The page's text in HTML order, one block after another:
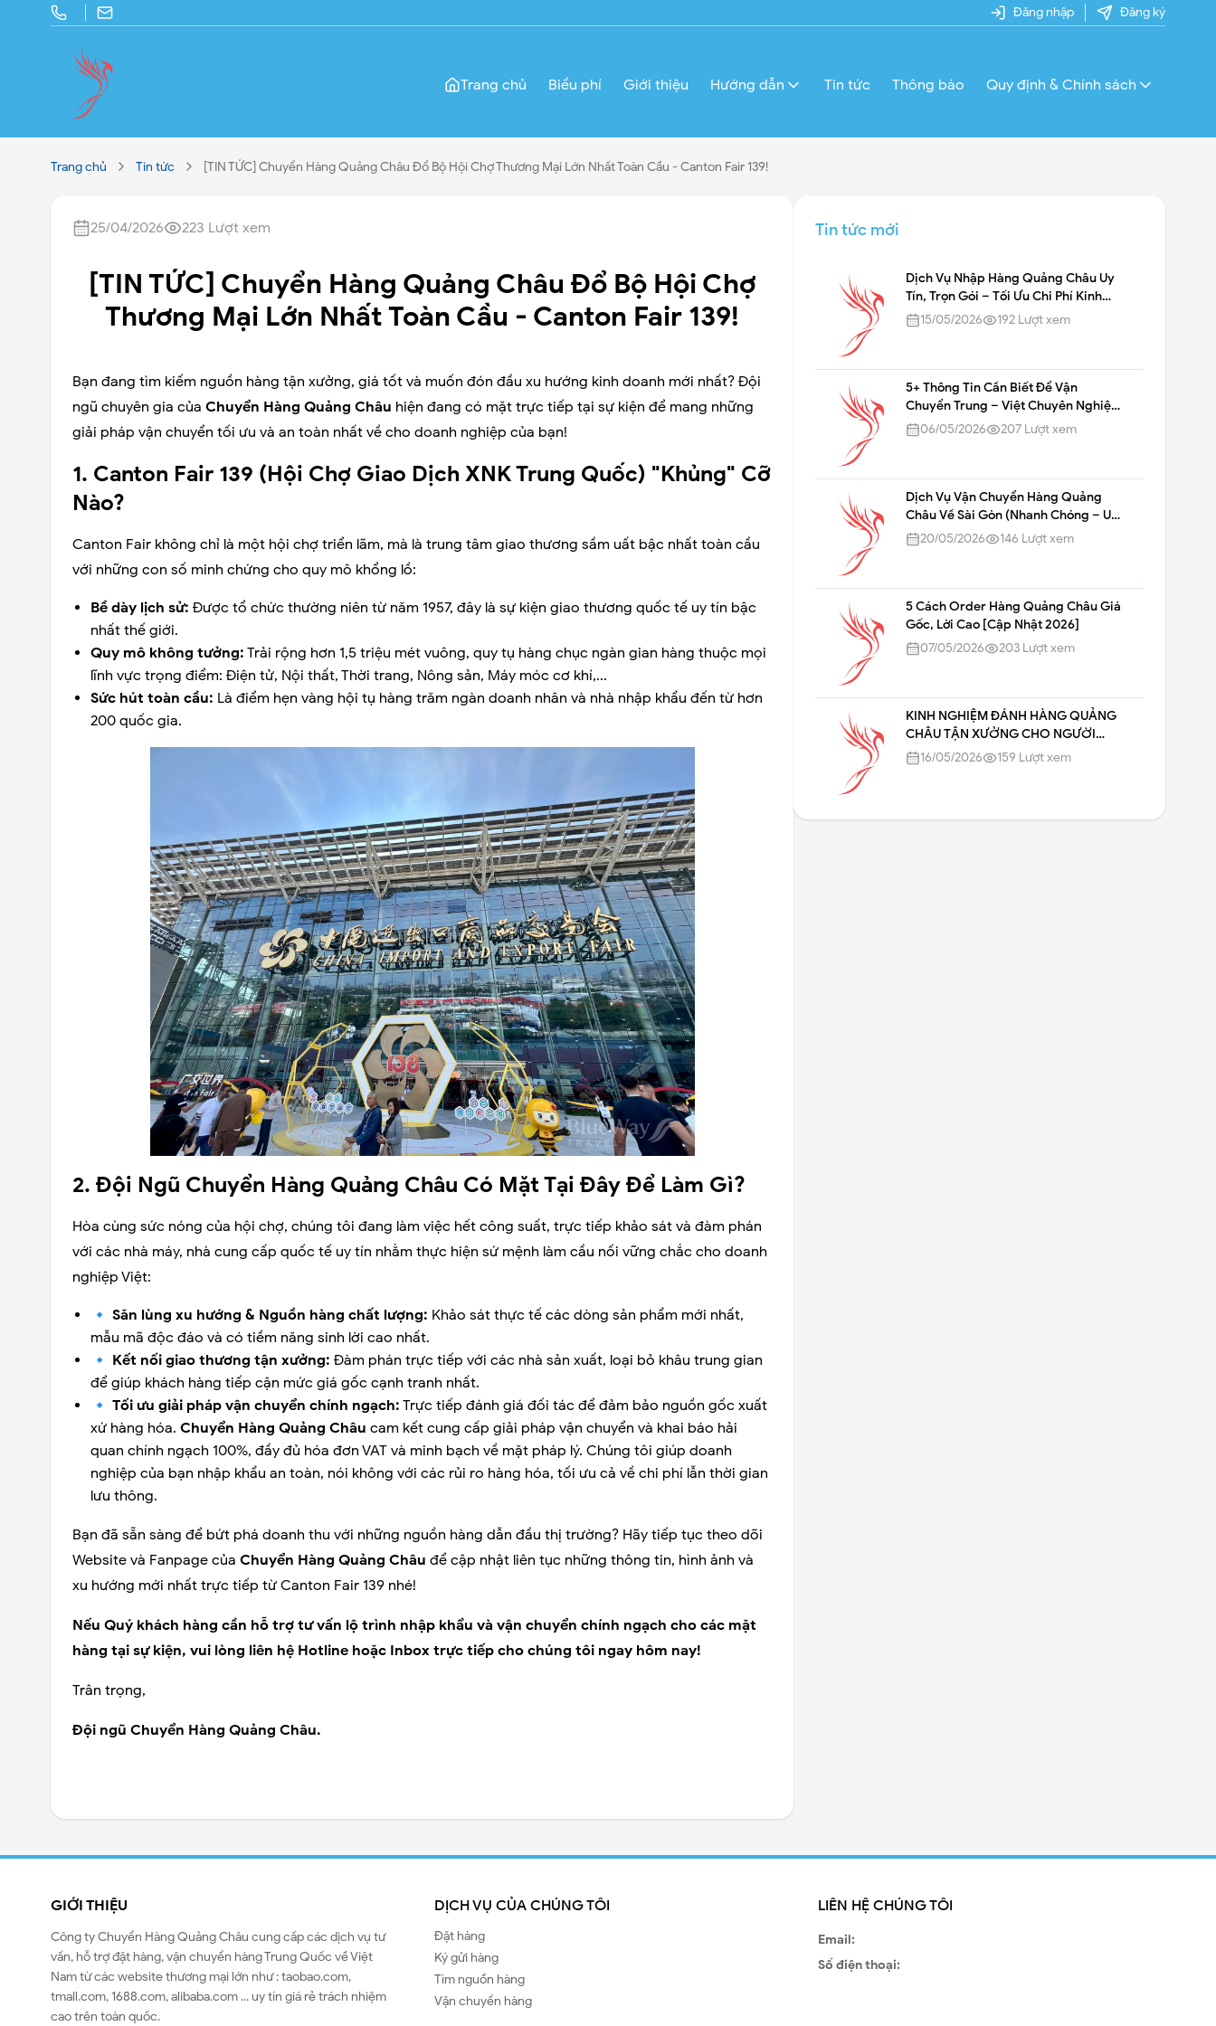
Đăng nhập Đăng ký
Trang chủ Biểu phí Giới thiệu Hướng dẫn Tin tức Thông báo Quy định & Chính sách
Trang chủ Tin tức [TIN TỨC] Chuyển Hàng Quảng Châu Đổ Bộ Hội Chợ Thương Mại Lớn Nhất Toàn Cầu - Canton Fair 139!
25/04/2026 223 Lượt xem
[TIN TỨC] Chuyển Hàng Quảng Châu Đổ Bộ Hội Chợ
Thương Mại Lớn Nhất Toàn Cầu - Canton Fair 139!
Bạn đang tìm kiếm nguồn hàng tận xưởng, giá tốt và muốn đón đầu xu hướng kinh doanh mới nhất? Đội
ngũ chuyên gia của Chuyển Hàng Quảng Châu hiện đang có mặt trực tiếp tại sự kiện để mang những
giải pháp vận chuyển tối ưu và an toàn nhất về cho doanh nghiệp của bạn!
1. Canton Fair 139 (Hội Chợ Giao Dịch XNK Trung Quốc) "Khủng" Cỡ
Nào?
Canton Fair không chỉ là một hội chợ triển lãm, mà là trung tâm giao thương sầm uất bậc nhất toàn cầu
với những con số minh chứng cho quy mô khổng lồ:
Bề dày lịch sử: Được tổ chức thường niên từ năm 1957, đây là sự kiện giao thương quốc tế uy tín bậc
nhất thế giới.
Quy mô không tưởng: Trải rộng hơn 1,5 triệu mét vuông, quy tụ hàng chục ngàn gian hàng thuộc mọi
lĩnh vực trọng điểm: Điện tử, Nội thất, Thời trang, Nông sản, Máy móc cơ khí,...
Sức hút toàn cầu: Là điểm hẹn vàng hội tụ hàng trăm ngàn doanh nhân và nhà nhập khẩu đến từ hơn
200 quốc gia.
2. Đội Ngũ Chuyển Hàng Quảng Châu Có Mặt Tại Đây Để Làm Gì?
Hòa cùng sức nóng của hội chợ, chúng tôi đang làm việc hết công suất, trực tiếp khảo sát và đàm phán
với các nhà máy, nhà cung cấp quốc tế uy tín nhằm thực hiện sứ mệnh làm cầu nối vững chắc cho doanh
nghiệp Việt:
🔹 Săn lùng xu hướng & Nguồn hàng chất lượng: Khảo sát thực tế các dòng sản phẩm mới nhất,
mẫu mã độc đáo và có tiềm năng sinh lời cao nhất.
🔹 Kết nối giao thương tận xưởng: Đàm phán trực tiếp với các nhà sản xuất, loại bỏ khâu trung gian
để giúp khách hàng tiếp cận mức giá gốc cạnh tranh nhất.
🔹 Tối ưu giải pháp vận chuyển chính ngạch: Trực tiếp đánh giá đối tác để đảm bảo nguồn gốc xuất
xứ hàng hóa. Chuyển Hàng Quảng Châu cam kết cung cấp giải pháp vận chuyển và khai báo hải
quan chính ngạch 100%, đầy đủ hóa đơn VAT và minh bạch về mặt pháp lý. Chúng tôi giúp doanh
nghiệp của bạn nhập khẩu an toàn, nói không với các rủi ro hàng hóa, tối ưu cả về chi phí lẫn thời gian
lưu thông.
Bạn đã sẵn sàng để bứt phá doanh thu với những nguồn hàng dẫn đầu thị trường? Hãy tiếp tục theo dõi
Website và Fanpage của Chuyển Hàng Quảng Châu để cập nhật liên tục những thông tin, hình ảnh và
xu hướng mới nhất trực tiếp từ Canton Fair 139 nhé!
Nếu Quý khách hàng cần hỗ trợ tư vấn lộ trình nhập khẩu và vận chuyển chính ngạch cho các mặt
hàng tại sự kiện, vui lòng liên hệ Hotline hoặc Inbox trực tiếp cho chúng tôi ngay hôm nay!
Trân trọng,
Đội ngũ Chuyển Hàng Quảng Châu.
Tin tức mới
Dịch Vụ Nhập Hàng Quảng Châu Uy
Tín, Trọn Gói – Tối Ưu Chi Phí Kinh
Doanh
15/05/2026 192 Lượt xem
5+ Thông Tin Cần Biết Để Vận
Chuyển Trung – Việt Chuyên Nghiệp,
An Toàn
06/05/2026 207 Lượt xem
Dịch Vụ Vận Chuyển Hàng Quảng
Châu Về Sài Gòn (Nhanh Chóng – Uy
Tín – Giá Rẻ)
20/05/2026 146 Lượt xem
5 Cách Order Hàng Quảng Châu Giá
Gốc, Lời Cao [Cập Nhật 2026]
07/05/2026
203 Lượt xem
KINH NGHIỆM ĐÁNH HÀNG QUẢNG
CHÂU TẬN XƯỞNG CHO NGƯỜI
LÀM KINH DOANH
16/05/2026 159 Lượt xem
GIỚI THIỆU
Công ty Chuyển Hàng Quảng Châu cung cấp các dịch vụ tư
vấn, hỗ trợ đặt hàng, vận chuyển hàng Trung Quốc về Việt
Nam từ các website thương mại lớn như : taobao.com,
tmall.com, 1688.com, alibaba.com ... uy tín giá rẻ trách nhiệm
cao trên toàn quốc.
DỊCH VỤ CỦA CHÚNG TÔI
Đặt hàng
Ký gửi hàng
Tìm nguồn hàng
Vận chuyển hàng
LIÊN HỆ CHÚNG TÔI
Email:
Số điện thoại: